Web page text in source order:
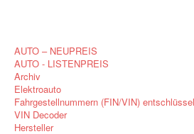
AUTO – NEUPREIS
AUTO - LISTENPREIS
Archiv
Elektroauto
Fahrgestellnummern (FIN/VIN)
VIN Decoder
Hersteller